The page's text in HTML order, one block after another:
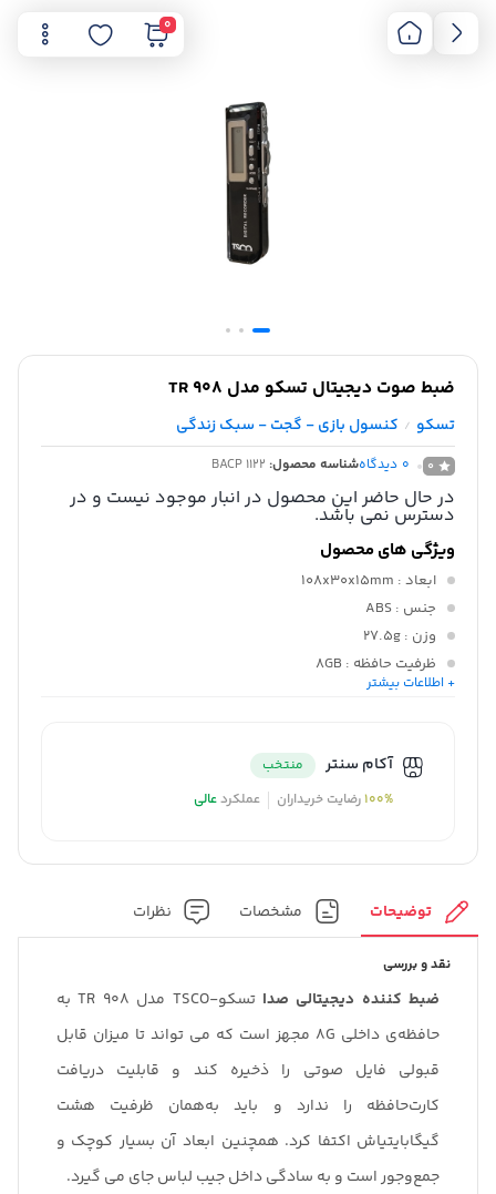
0
ضبط صوت دیجیتال تسکو مدل TR 908
تسکو / کنسول بازی - گجت - سبک زندگی
0
0 دیدگاهشناسه محصول: BACP 1122
در حال حاضر این محصول در انبار موجود نیست و در
دسترس نمی باشد.
ویژگی های محصول
ابعاد : 108x30x15mm
جنس : ABS
وزن : 27.5g
ظرفیت حافظه : 8GB
کیفیت ضیط
+ اطلاعات بیشتر
آکام سنتر
منتخب
100%رضایت خریداران عملکردعالی
توضیحات مشخصات نظرات
نقد و بررسی
ضبط کننده دیجیتالی صدا
تسکو-TSCO مدل TR 908 به
حافظه‌ی داخلی 8G مجهز است که می تواند تا میزان قابل‌
قبولی فایل صوتی را ذخیره کند و قابلیت دریافت
کارت‌حافظه را ندارد و باید به‌همان ظرفیت هشت‌
گیگابایتیاش اکتفا کرد. همچنین ابعاد آن بسیار کوچک و
جمع‌وجور است و به‌ سادگی داخل جیب لباس جای می گیرد.